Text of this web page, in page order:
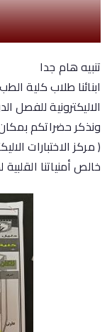
تنبيه هام جدا
ابنائنا طلاب كلية
الاليكترونية للفصل
ونذكر حضراتكم
( مركز الاختبارات
خالص أمنياتنا